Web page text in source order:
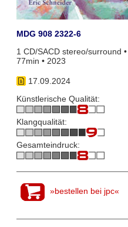
MDG 908 2322-6
1 CD/SACD stereo/surround •
77min • 2023
17.09.2024
Künstlerische Qualität:
Klangqualität:
Gesamteindruck:
»bestellen bei jpc«